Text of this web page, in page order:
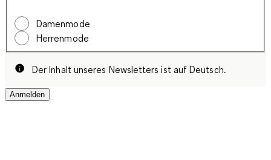
Damenmode
Herrenmode
Der Inhalt unseres Newsletters ist auf Deutsch.
Anmelden